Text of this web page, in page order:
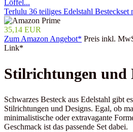
Terlulu 36 teiliges Edelstahl Besteckset
35,14 EUR
Zum Amazon Angebot* Preis inkl.
Link*
Stilrichtungen und
Schwarzes Besteck aus Edelstahl gibt
Stilrichtungen und Designs. Egal, ob
minimalistische oder extravagante
Geschmack ist das passende Set dabei.